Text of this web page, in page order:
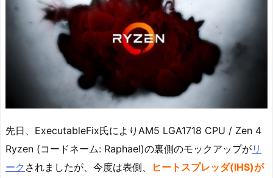
先日、ExecutableFix氏によりAM5 LGA1718 CPU / Zen 4
Ryzen (コードネーム: Raphael)の裏側のモックアップがリ
ーク されましたが、今度は表側、
ヒートスプレッダ(IHS)が